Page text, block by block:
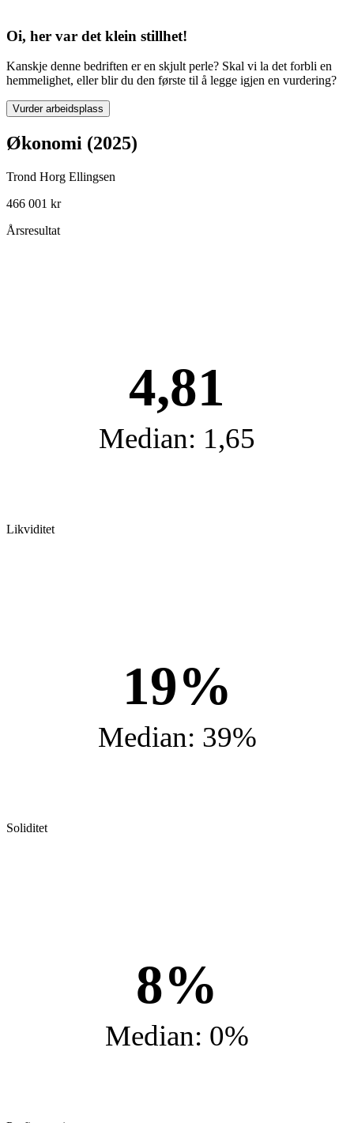
Oi, her var det klein stillhet!
Kanskje denne bedriften er en skjult perle? Skal vi la det forbli en
hemmelighet, eller blir du den første til å legge igjen en vurdering?
Vurder arbeidsplass
Økonomi (2025)
Trond Horg Ellingsen
466 001 kr
Årsresultat
4,81
Median: 1,65
Likviditet
19%
Median: 39%
Soliditet
8%
Median: 0%